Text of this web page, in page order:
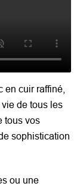
en cuir raffiné,
de tous les
tous vos
sophistication
ou une